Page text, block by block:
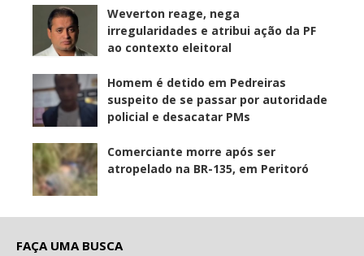
Weverton reage, nega
irregularidades e atribui ação da PF
ao contexto eleitoral
Homem é detido em Pedreiras
suspeito de se passar por autoridade
policial e desacatar PMs
Comerciante morre após ser
atropelado na BR-135, em Peritoró
FAÇA UMA BUSCA